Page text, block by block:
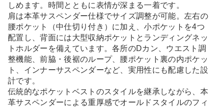
しめます。時間とともに表情が深まる一着です。
肩は本革サスペンダー仕様でサイズ調整が可能。左右の
腰ポケット（中仕切り付き）に加え、小ポケットを4つ
配置し、背面には大型収納ポケットとランディングネッ
トホルダーを備えています。各所のDカン、ウエスト調
整機能、前脇・後裾のループ、腰ポケット裏の内ポケッ
ト、インナーサスペンダーなど、実用性にも配慮した設
計です。
伝統的なポケットベストのスタイルを継承しながら、本
革サスペンダーによる重厚感でオールドスタイルのフィ